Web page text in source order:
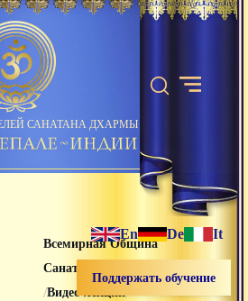
САНАТАНА ДХАРМЫ
Всемирная Община
Санатана Дхармы
/Видео лекции/
En De It
Поддержать обучение